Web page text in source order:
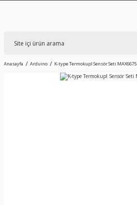
Anasayfa Arduino K-type Termokupl Sensör Seti MAX6675